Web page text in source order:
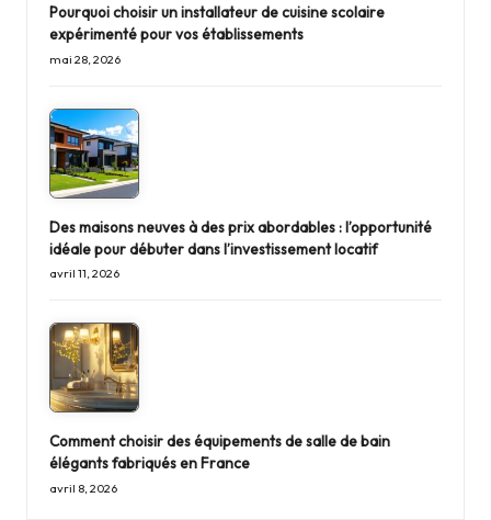
Pourquoi choisir un installateur de cuisine scolaire
expérimenté pour vos établissements
mai 28, 2026
Des maisons neuves à des prix abordables : l’opportunité
idéale pour débuter dans l’investissement locatif
avril 11, 2026
Comment choisir des équipements de salle de bain
élégants fabriqués en France
avril 8, 2026